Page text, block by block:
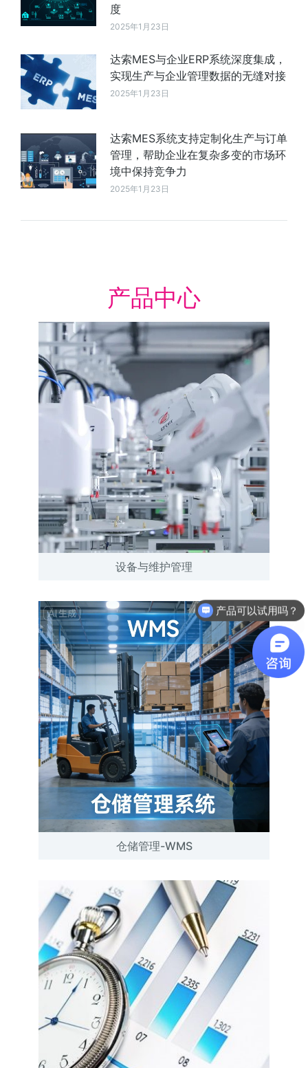
度
2025年1月23日
达索MES与企业ERP系统深度集成，
实现生产与企业管理数据的无缝对接
2025年1月23日
达索MES系统支持定制化生产与订单
管理，帮助企业在复杂多变的市场环
境中保持竞争力
2025年1月23日
产品中心
设备与维护管理
仓储管理-WMS
软件有折扣吗？